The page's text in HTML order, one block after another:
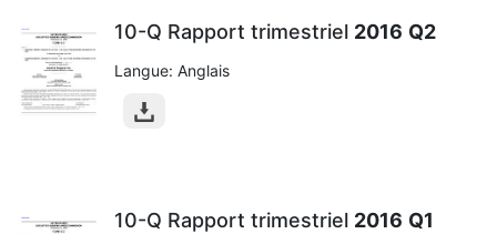
10-Q Rapport trimestriel 2016 Q2
Langue: Anglais
10-Q Rapport trimestriel 2016 Q1